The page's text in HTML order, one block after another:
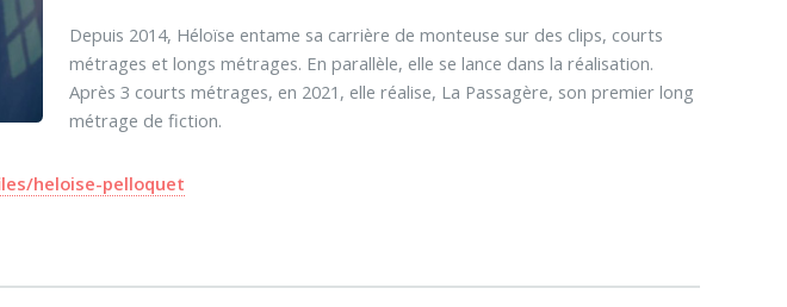
Depuis 2014, Héloïse entame sa carrière de monteuse sur des clips, courts
métrages et longs métrages. En parallèle, elle se lance dans la réalisation.
Après 3 courts métrages, en 2021, elle réalise, La Passagère, son premier long
métrage de fiction.
heloise-pelloquet